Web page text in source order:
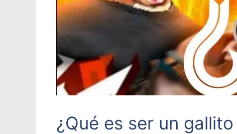
¿Qué es ser un